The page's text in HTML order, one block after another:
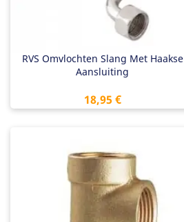
RVS Omvlochten Slang Met Haakse
Aansluiting
Preis
18,95 €